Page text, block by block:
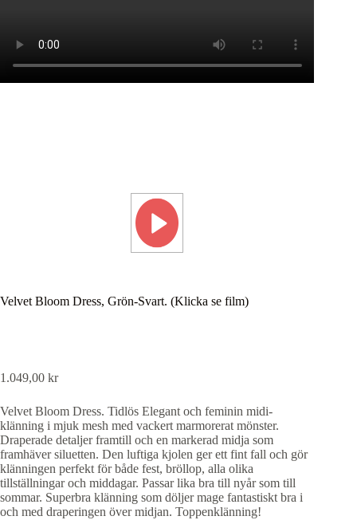
Velvet Bloom Dress, Grön-Svart. (Klicka se film)
1.049,00 kr
Velvet Bloom Dress. Tidlös Elegant och feminin midi-
klänning i mjuk mesh med vackert marmorerat mönster.
Draperade detaljer framtill och en markerad midja som
framhäver siluetten. Den luftiga kjolen ger ett fint fall och gör
klänningen perfekt för både fest, bröllop, alla olika
tillställningar och middagar. Passar lika bra till nyår som till
sommar. Superbra klänning som döljer mage fantastiskt bra i
och med draperingen över midjan. Toppenklänning!